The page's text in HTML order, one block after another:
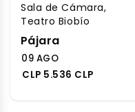
Sala de Cámara,
Teatro Biobío
Pájara
09 AGO
CLP 5.536 CLP